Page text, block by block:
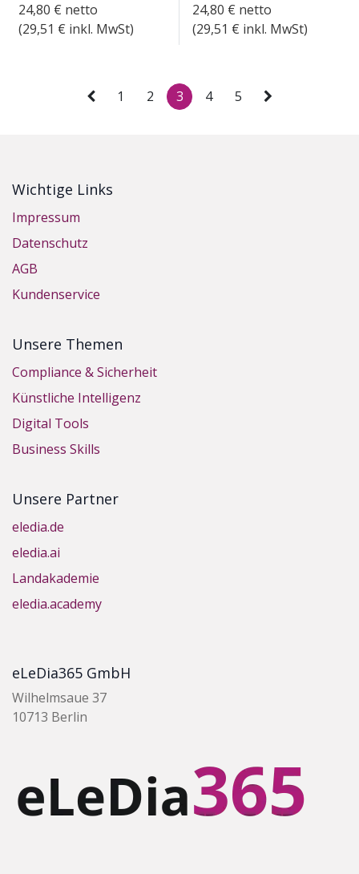
24,80 € netto
(29,51 € inkl. MwSt)
24,80 € netto
(29,51 € inkl. MwSt)
1 2 3 4 5
Wichtige Links
Impressum
Datenschutz
AGB
Kundenservice
Unsere Themen
Compliance & Sicherheit
Künstliche Intelligenz
Digital Tools
Business Skills
Unsere Partner
eledia.de
eledia.ai
Landakademie
eledia.academy
eLeDia365 GmbH
Wilhelmsaue 37
10713 Berlin